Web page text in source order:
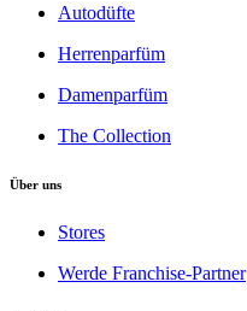
Autodüfte
Herrenparfüm
Damenparfüm
The Collection
Über uns
Stores
Werde Franchise-Partner